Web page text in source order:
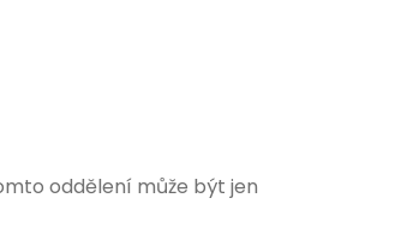
oddělení může být jen